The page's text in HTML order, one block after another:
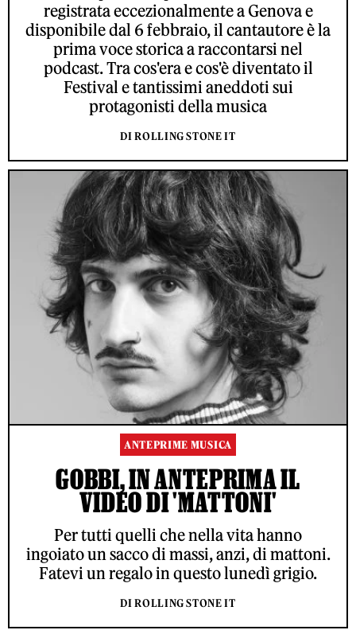
registrata eccezionalmente a Genova e
disponibile dal 6 febbraio, il cantautore è la
prima voce storica a raccontarsi nel
podcast. Tra cos'era e cos'è diventato il
Festival e tantissimi aneddoti sui
protagonisti della musica
DI ROLLING STONE IT
ANTEPRIME MUSICA
GOBBI, IN ANTEPRIMA IL
VIDEO DI 'MATTONI'
Per tutti quelli che nella vita hanno
ingoiato un sacco di massi, anzi, di mattoni.
Fatevi un regalo in questo lunedì grigio.
DI ROLLING STONE IT